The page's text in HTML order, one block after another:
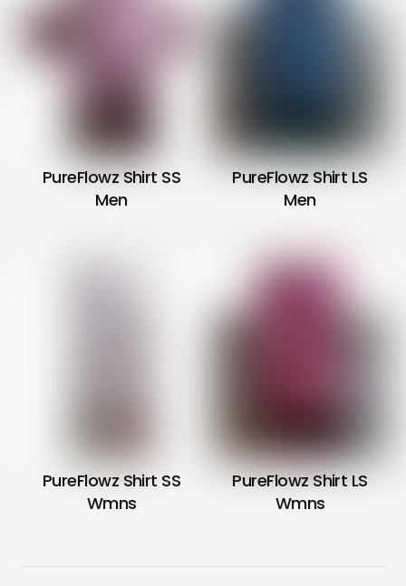
PureFlowz Shirt SS
Men
PureFlowz Shirt LS
Men
PureFlowz Shirt SS
Wmns
PureFlowz Shirt LS
Wmns